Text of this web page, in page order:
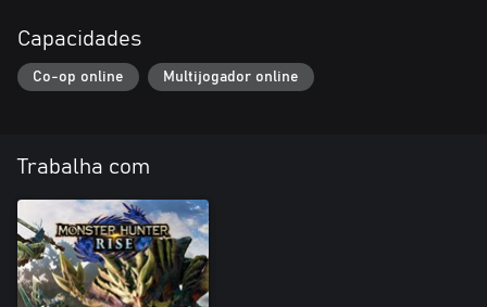
Capacidades
Co-op online Multijogador online
Trabalha com